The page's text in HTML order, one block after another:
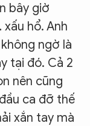
bây giờ
hổ. Anh
ngờ là
tại đó. Cả 2
nên cũng
ca đỡ thế
xắn tay mà